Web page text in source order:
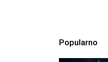
Popularno